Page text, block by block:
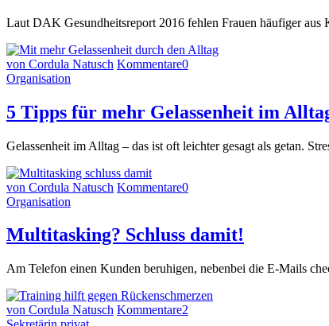
Laut DAK Gesundheitsreport 2016 fehlen Frauen häufiger
von Cordula Natusch Kommentare0
Organisation
5 Tipps für mehr Gelassenheit im
Gelassenheit im Alltag – das ist oft leichter gesagt als getan.
von Cordula Natusch Kommentare0
Organisation
Multitasking? Schluss damit!
Am Telefon einen Kunden beruhigen, nebenbei die E-Mails
von Cordula Natusch Kommentare2